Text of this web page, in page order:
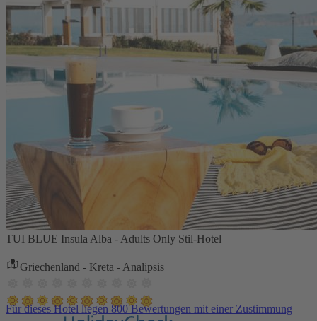
TUI BLUE Insula Alba - Adults Only Stil-Hotel
Griechenland - Kreta - Analipsis
Für dieses Hotel liegen 800 Bewertungen mit einer Zustimmung